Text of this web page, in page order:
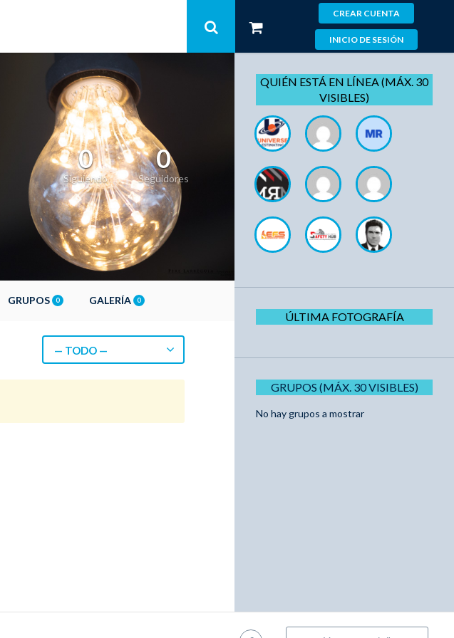
CREAR CUENTA
INICIO DE SESIÓN
0
Siguiendo
0
Seguidores
GRUPOS 0 GALERÍA 0
— TODO —
QUIÉN ESTÁ EN LÍNEA (MÁX. 30
VISIBLES)
ÚLTIMA FOTOGRAFÍA
GRUPOS (MÁX. 30 VISIBLES)
No hay grupos a mostrar